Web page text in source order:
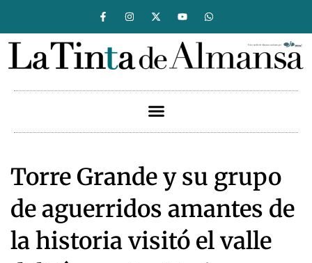
Torre Grande y su grupo
de aguerridos amantes de
la historia visitó el valle